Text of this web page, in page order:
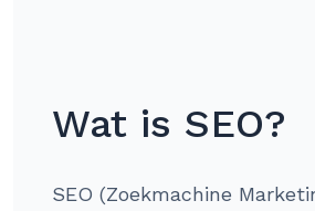
Wat is SEO?
SEO (Zoekmachine